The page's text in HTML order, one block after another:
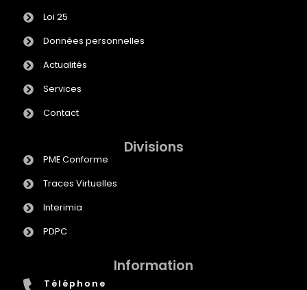
Loi 25
Données personnelles
Actualités
Services
Contact
Divisions
PME Conforme
Traces Virtuelles
Interimia
PDPC
Information
Téléphone